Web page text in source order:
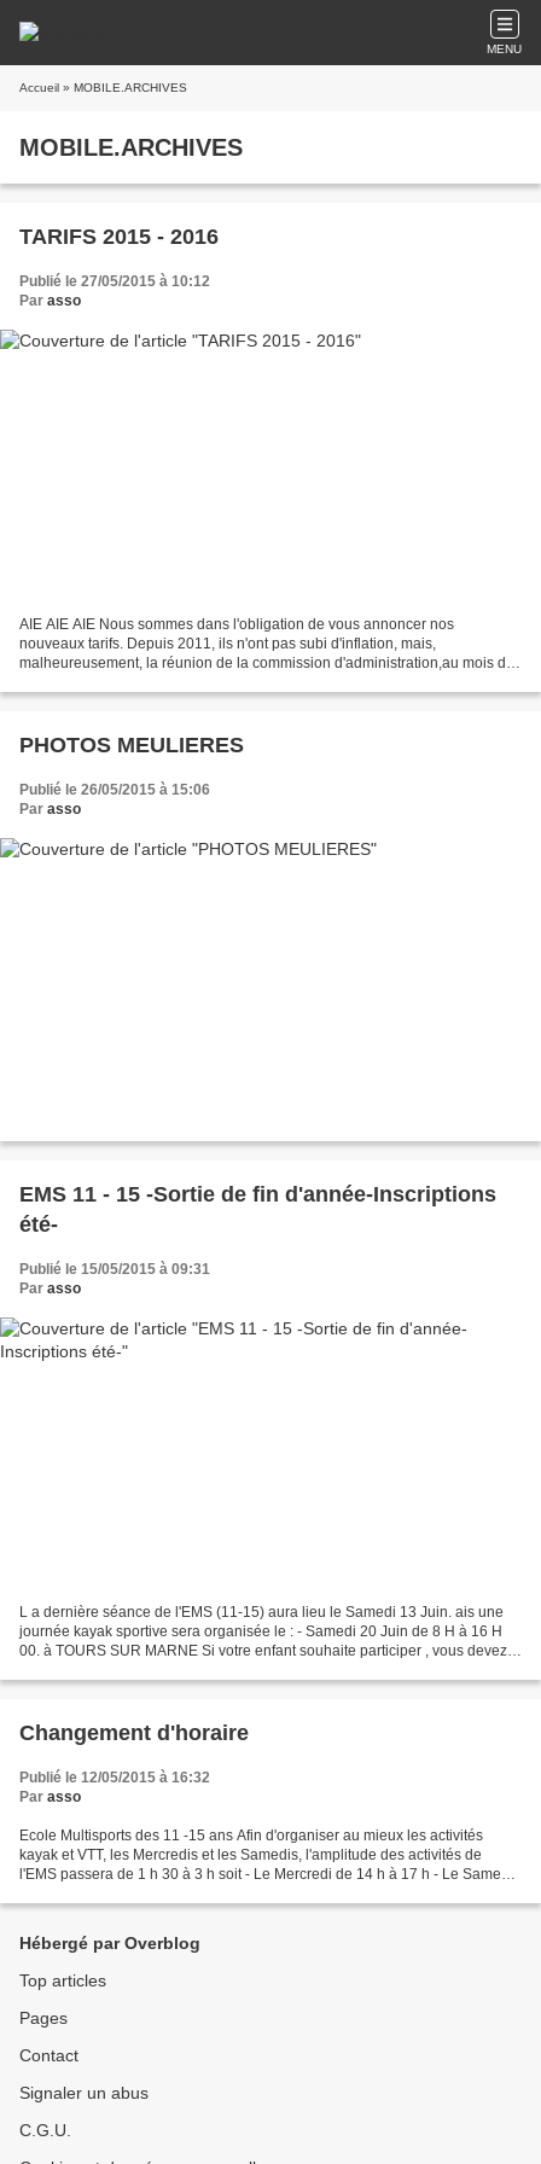
MENU
Accueil » MOBILE.ARCHIVES
MOBILE.ARCHIVES
TARIFS 2015 - 2016
Publié le 27/05/2015 à 10:12
Par asso
AIE AIE AIE Nous sommes dans l'obligation de vous annoncer nos
nouveaux tarifs. Depuis 2011, ils n'ont pas subi d'inflation, mais,
malheureusement, la réunion de la commission d'administration,au mois de
PHOTOS MEULIERES
Publié le 26/05/2015 à 15:06
Par asso
EMS 11 - 15 -Sortie de fin d'année-Inscriptions
été-
Publié le 15/05/2015 à 09:31
Par asso
L a dernière séance de l'EMS (11-15) aura lieu le Samedi 13 Juin. ais une
journée kayak sportive sera organisée le : - Samedi 20 Juin de 8 H à 16 H
00. à TOURS SUR MARNE Si votre enfant souhaite participer , vous devez
Changement d'horaire
Publié le 12/05/2015 à 16:32
Par asso
Ecole Multisports des 11 -15 ans Afin d'organiser au mieux les activités
kayak et VTT, les Mercredis et les Samedis, l'amplitude des activités de
l'EMS passera de 1 h 30 à 3 h soit - Le Mercredi de 14 h à 17 h - Le Samedi
Hébergé par Overblog
Top articles
Pages
Contact
Signaler un abus
C.G.U.